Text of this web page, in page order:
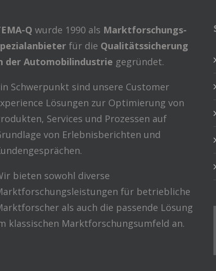
Q wurde 1990 als Marktforschungs-
für die Qualitätssicherung
der Automobilindustrie gegründet.
Schwerpunkt sind unsere Customer
Lösungen zur Optimierung von
Services und Prozessen auf
von Erlebnisberichten und
bieten sowohl diverse
für betriebliche
als auch die passende Lösung
klassischen Marktforschungsumfeld an.